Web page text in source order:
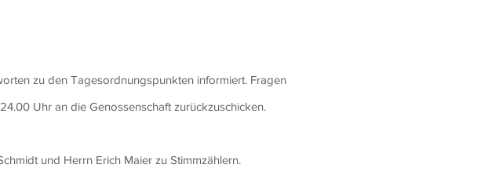
zu den Tagesordnungspunkten informiert. Fragen
Uhr an die Genossenschaft zurückzuschicken.
und Herrn Erich Maier zu Stimmzählern.